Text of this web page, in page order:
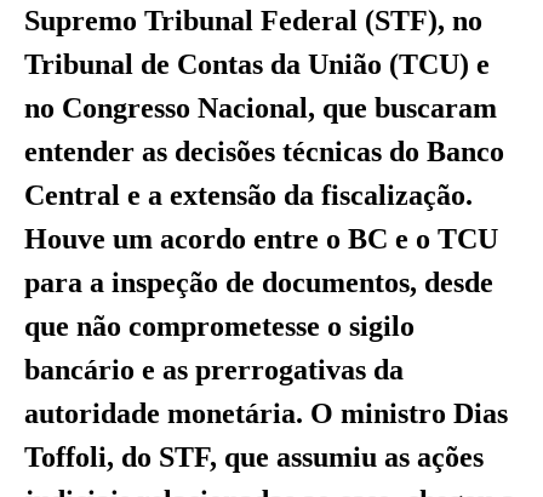
Supremo Tribunal Federal (STF), no
Tribunal de Contas da União (TCU) e
no Congresso Nacional, que buscaram
entender as decisões técnicas do Banco
Central e a extensão da fiscalização.
Houve um acordo entre o BC e o TCU
para a inspeção de documentos, desde
que não comprometesse o sigilo
bancário e as prerrogativas da
autoridade monetária. O ministro Dias
Toffoli, do STF, que assumiu as ações